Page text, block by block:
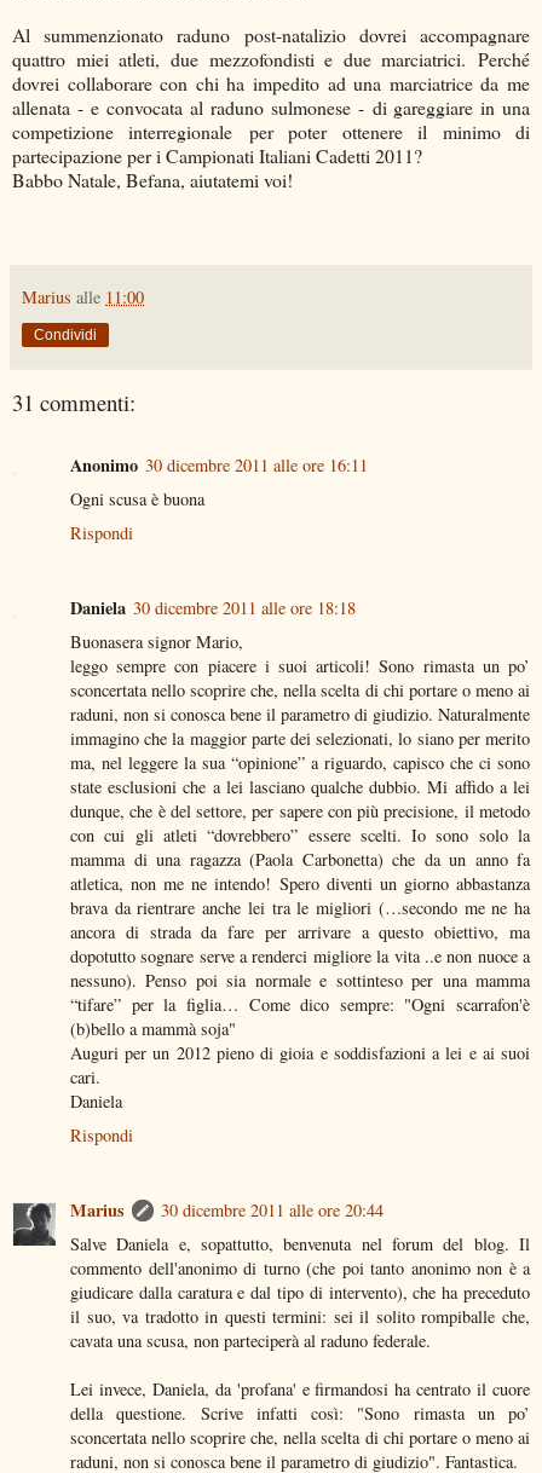
Al summenzionato raduno post-natalizio dovrei accompagnare
quattro miei atleti, due mezzofondisti e due marciatrici. Perché
dovrei collaborare con chi ha impedito ad una marciatrice da me
allenata - e convocata al raduno sulmonese - di gareggiare in una
competizione interregionale per poter ottenere il minimo di
partecipazione per i Campionati Italiani Cadetti 2011?
Babbo Natale, Befana, aiutatemi voi!
Marius alle 11:00
Condividi
31 commenti:
Anonimo 30 dicembre 2011 alle ore 16:11
Ogni scusa è buona
Rispondi
Daniela 30 dicembre 2011 alle ore 18:18
Buonasera signor Mario,
leggo sempre con piacere i suoi articoli! Sono rimasta un po’
sconcertata nello scoprire che, nella scelta di chi portare o meno ai
raduni, non si conosca bene il parametro di giudizio. Naturalmente
immagino che la maggior parte dei selezionati, lo siano per merito
ma, nel leggere la sua “opinione” a riguardo, capisco che ci sono
state esclusioni che a lei lasciano qualche dubbio. Mi affido a lei
dunque, che è del settore, per sapere con più precisione, il metodo
con cui gli atleti “dovrebbero” essere scelti. Io sono solo la
mamma di una ragazza (Paola Carbonetta) che da un anno fa
atletica, non me ne intendo! Spero diventi un giorno abbastanza
brava da rientrare anche lei tra le migliori (…secondo me ne ha
ancora di strada da fare per arrivare a questo obiettivo, ma
dopotutto sognare serve a renderci migliore la vita ..e non nuoce a
nessuno). Penso poi sia normale e sottinteso per una mamma
“tifare” per la figlia… Come dico sempre: "Ogni scarrafon'è
(b)bello a mammà soja"
Auguri per un 2012 pieno di gioia e soddisfazioni a lei e ai suoi
cari.
Daniela
Rispondi
Marius
30 dicembre 2011 alle ore 20:44
Salve Daniela e, sopattutto, benvenuta nel forum del blog. Il
commento dell'anonimo di turno (che poi tanto anonimo non è a
giudicare dalla caratura e dal tipo di intervento), che ha preceduto
il suo, va tradotto in questi termini: sei il solito rompiballe che,
cavata una scusa, non parteciperà al raduno federale.
Lei invece, Daniela, da 'profana' e firmandosi ha centrato il cuore
della questione. Scrive infatti così: "Sono rimasta un po’
sconcertata nello scoprire che, nella scelta di chi portare o meno ai
raduni, non si conosca bene il parametro di giudizio". Fantastica.